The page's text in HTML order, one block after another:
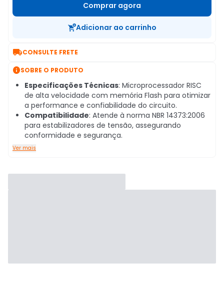
Comprar agora
Adicionar ao carrinho
CONSULTE FRETE
SOBRE O PRODUTO
Especificações Técnicas: Microprocessador RISC
de alta velocidade com memória Flash para otimizar
a performance e confiabilidade do circuito.
Compatibilidade: Atende à norma NBR 14373:2006
para estabilizadores de tensão, assegurando
conformidade e segurança.
Ver mais